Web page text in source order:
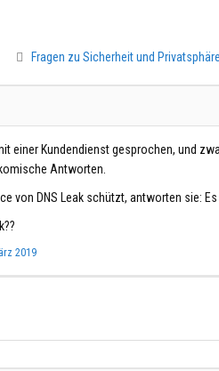
Fragen zu Sicherheit und Privatsphäre
einer Kundendienst gesprochen, und
Antworten.
von DNS Leak schützt, antworten sie: Es
2019